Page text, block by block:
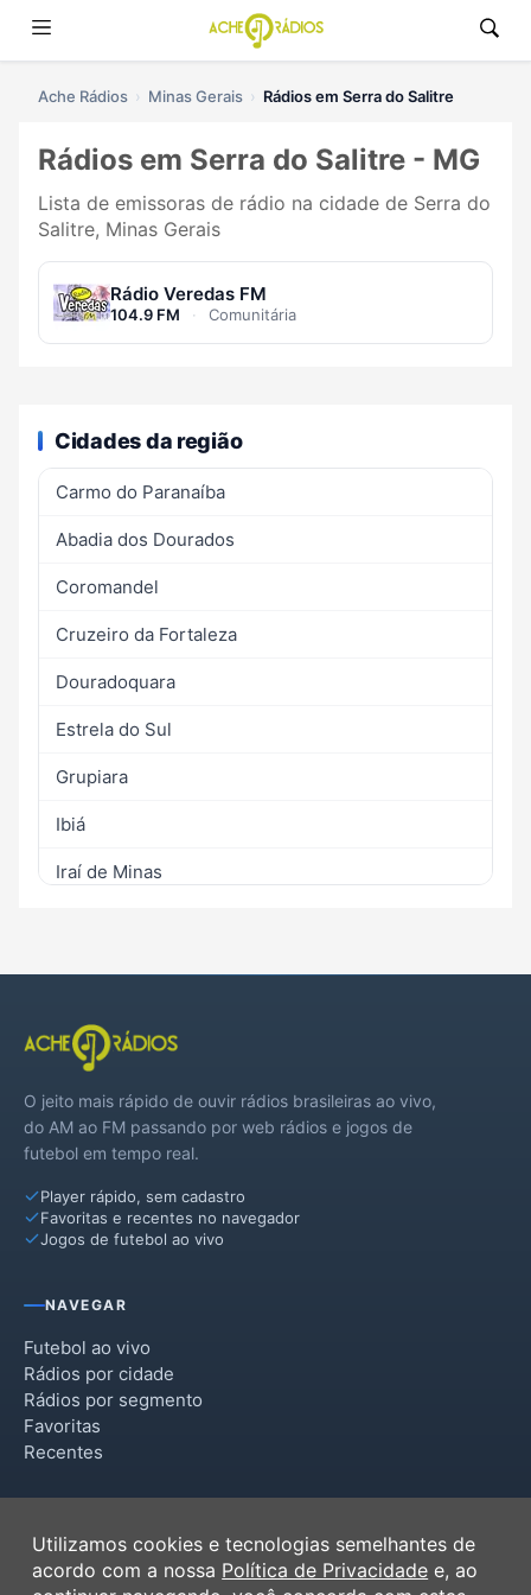
Ache Rádios Minas Gerais Rádios em Serra do Salitre
Rádios em Serra do Salitre - MG
Lista de emissoras de rádio na cidade de Serra do
Salitre, Minas Gerais
Rádio Veredas FM
104.9 FM · Comunitária
Cidades da região
Carmo do Paranaíba
Abadia dos Dourados
Coromandel
Cruzeiro da Fortaleza
Douradoquara
Estrela do Sul
Grupiara
Ibiá
Iraí de Minas
Perdizes
Rio Paranaíba
Romaria
O jeito mais rápido de ouvir rádios brasileiras ao vivo,
do AM ao FM passando por web rádios e jogos de
futebol em tempo real.
Player rápido, sem cadastro
Favoritas e recentes no navegador
Jogos de futebol ao vivo
NAVEGAR
Futebol ao vivo
Rádios por cidade
Rádios por segmento
Favoritas
Recentes
Termos de Uso
Política de Privacidade
Utilizamos cookies e tecnologias semelhantes de
acordo com a nossa Política de Privacidade e, ao